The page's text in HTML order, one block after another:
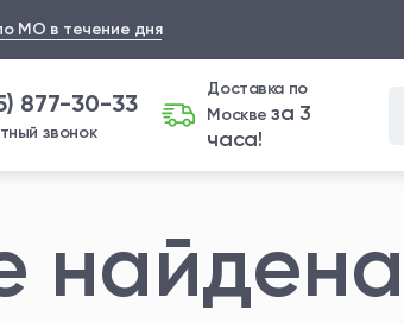
МО в течение дня
877-30-33
звонок
Доставка по
Москвеза 3
часа!
найдена